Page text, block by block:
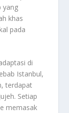
yang
khas
pada
di
Istanbul,
terdapat
Setiap
memasak